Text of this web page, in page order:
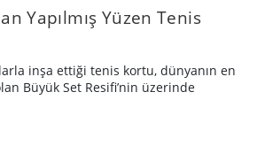
Yapılmış Yüzen Tenis
inşa ettiği tenis kortu, dünyanın en
Büyük Set Resifi’nin üzerinde